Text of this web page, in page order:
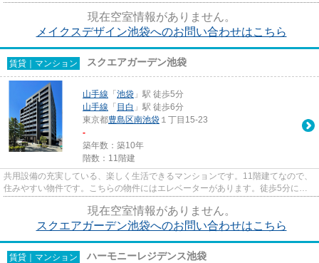
現在空室情報がありません。
メイクスデザイン池袋へのお問い合わせはこちら
賃貸｜マンション スクエアガーデン池袋
山手線 「 池袋 」駅 徒歩5分
山手線 「 目白 」駅 徒歩6分
東京都豊島区南池袋 １丁目15-23
-
築年数：築10年
階数：11階建
共用設備の充実している、楽しく生活できるマンションです。11階建てなので、
住みやすい物件です。こちらの物件にはエレベーターがあります。徒歩5分に駅
現在空室情報がありません。
スクエアガーデン池袋へのお問い合わせはこちら
賃貸｜マンション ハーモニーレジデンス池袋